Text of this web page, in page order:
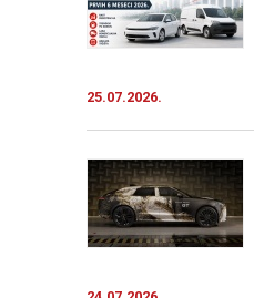
25.07.2026.